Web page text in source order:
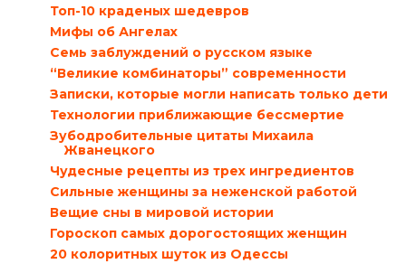
Топ-10 краденых шедевров
Мифы об Ангелах
Семь заблуждений о русском языке
“Великие комбинаторы” современности
Записки, которые могли написать только дети
Технологии приближающие бессмертие
Зубодробительные цитаты Михаила
Жванецкого
Чудесные рецепты из трех ингредиентов
Сильные женщины за неженской работой
Вещие сны в мировой истории
Гороскоп самых дорогостоящих женщин
20 колоритных шуток из Одессы